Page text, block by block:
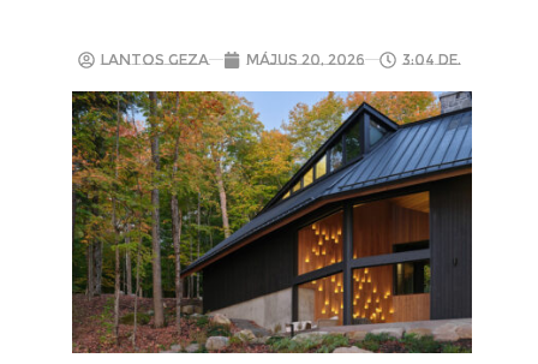
Lantos Geza május 20, 2026 3:04 de.